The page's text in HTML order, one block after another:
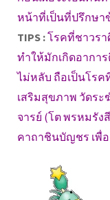
หน้าที่เป็นที่ปรึกษา
TIPS :โรคที่ชาวรา
ทำให้มักเกิดอากา
ไม่หลับ ถือเป็นโรค
เสริมสุขภาพ วัดร
จารย์ (โต พรหมรั
คาถาชินบัญชร เพื่